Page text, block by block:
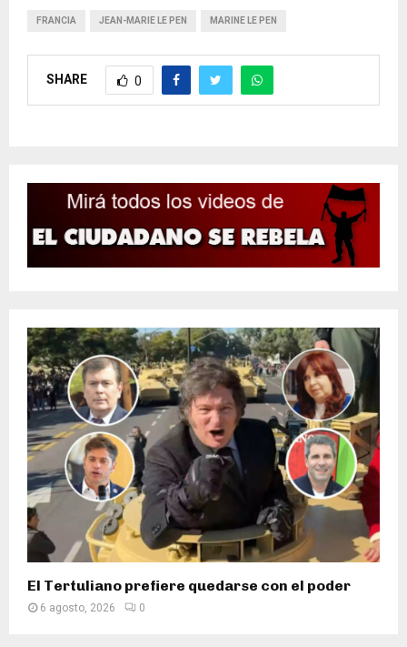
FRANCIA JEAN-MARIE LE PEN MARINE LE PEN
SHARE 0
El Tertuliano prefiere quedarse con el poder
6 agosto, 2026 0